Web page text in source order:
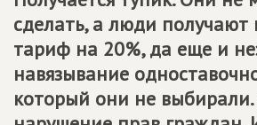
сделать, а люди
тариф на 20%, да еще и
навязывание
который они не